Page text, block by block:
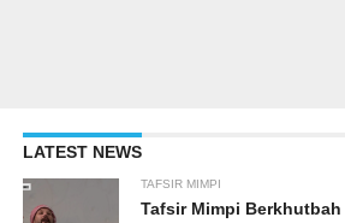
LATEST NEWS
TAFSIR MIMPI
Tafsir Mimpi